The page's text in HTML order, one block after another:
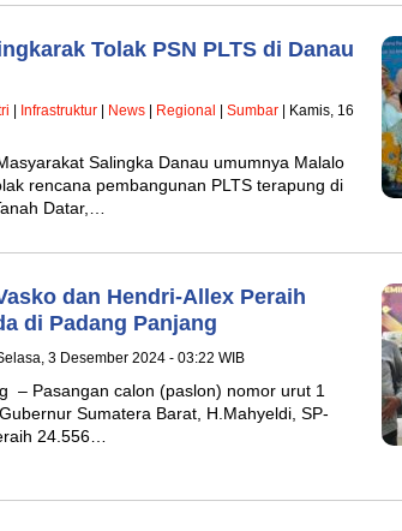
Tolak PSN PLTS di Danau
Infrastruktur News Regional Sumbar | Kamis, 16
Salingka Danau umumnya Malalo
rencana pembangunan PLTS terapung di
Datar,…
dan Hendri-Allex Peraih
di Padang Panjang
3 Desember 2024 - 03:22 WIB
– Pasangan calon (paslon) nomor urut 1
Sumatera Barat, H.Mahyeldi, SP-
24.556…